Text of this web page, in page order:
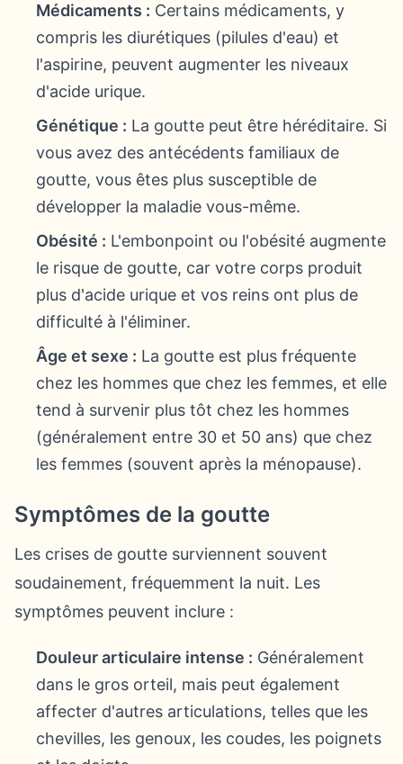
Médicaments : Certains médicaments, y
compris les diurétiques (pilules d'eau) et
l'aspirine, peuvent augmenter les niveaux
d'acide urique.
Génétique : La goutte peut être héréditaire. Si
vous avez des antécédents familiaux de
goutte, vous êtes plus susceptible de
développer la maladie vous-même.
Obésité : L'embonpoint ou l'obésité augmente
le risque de goutte, car votre corps produit
plus d'acide urique et vos reins ont plus de
difficulté à l'éliminer.
Âge et sexe : La goutte est plus fréquente
chez les hommes que chez les femmes, et elle
tend à survenir plus tôt chez les hommes
(généralement entre 30 et 50 ans) que chez
les femmes (souvent après la ménopause).
Symptômes de la goutte
Les crises de goutte surviennent souvent
soudainement, fréquemment la nuit. Les
symptômes peuvent inclure :
Douleur articulaire intense : Généralement
dans le gros orteil, mais peut également
affecter d'autres articulations, telles que les
chevilles, les genoux, les coudes, les poignets